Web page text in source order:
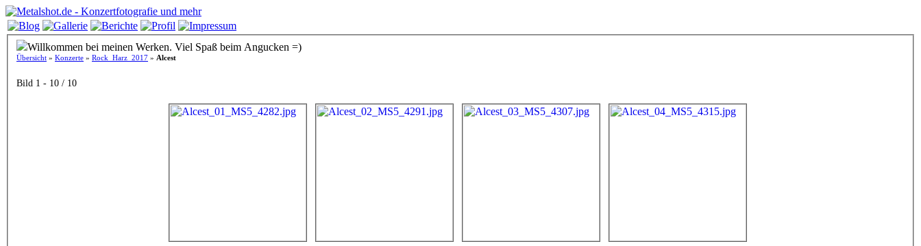
Willkommen bei meinen Werken. Viel Spaß beim Angucken =)
Übersicht » Konzerte » Rock_Harz_2017 » Alcest
Bild 1 - 10 / 10